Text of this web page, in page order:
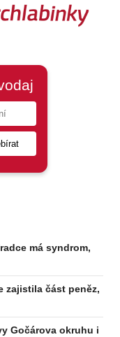
má syndrom,
zajistila část peněz,
Gočárova okruhu i